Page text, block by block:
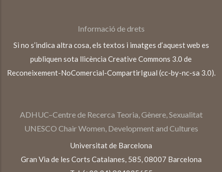
Informació de drets
Si no s’indica altra cosa, els textos i imatges d’aquest web es
publiquen sota llicència Creative Commons 3.0 de
Reconeixement-NoComercial-CompartirIgual (cc-by-nc-sa 3.0).
ADHUC–Centre de Recerca Teoria, Gènere, Sexualitat
UNESCO Chair Women, Development and Cultures
Universitat de Barcelona
Gran Via de les Corts Catalanes, 585, 08007 Barcelona